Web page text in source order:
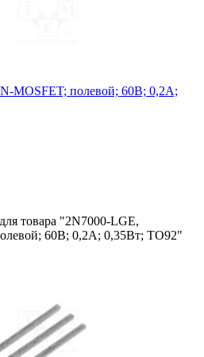
MOSFET; полевой; 60В; 0,2А;
товара "2N7000-LGE,
60В; 0,2А; 0,35Вт; TO92"